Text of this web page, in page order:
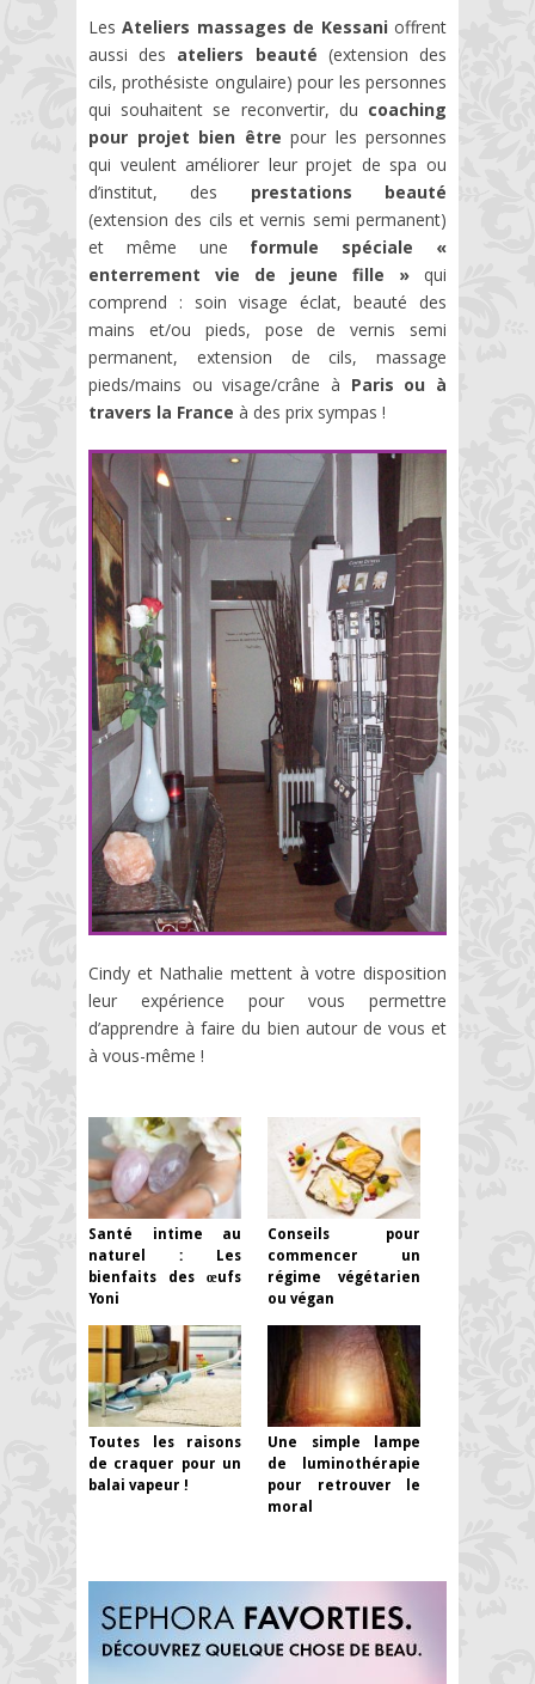
LesAteliers massages de Kessanioffrent
aussi des ateliers beauté (extension des
cils, prothésiste ongulaire) pour les personnes
qui souhaitent se reconvertir, du coaching
pour projet bien être pour les personnes
qui veulent améliorer leur projet de spa ou
d’institut, des prestations beauté
(extension des cils et vernis semi permanent)
et même une formule spéciale «
enterrement vie de jeune fille » qui
comprend : soin visage éclat, beauté des
mains et/ou pieds, pose de vernis semi
permanent, extension de cils, massage
pieds/mains ou visage/crâne à Paris ou à
travers la France à des prix sympas !
Cindy et Nathalie mettent à votre disposition
leur expérience pour vous permettre
d’apprendre à faire du bien autour de vous et
à vous-même !
Santé intime au
naturel : Les
bienfaits des œufs
Yoni
Conseils pour
commencer un
régime végétarien
ou végan
Toutes les raisons
de craquer pour un
balai vapeur !
Une simple lampe
de luminothérapie
pour retrouver le
moral